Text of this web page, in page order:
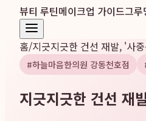
뷰티 루틴메이크업 가이드그루
홈/지긋지긋한 건선 재발, '사
#하늘마음한의원 강동천호점
지긋지긋한 건선 재